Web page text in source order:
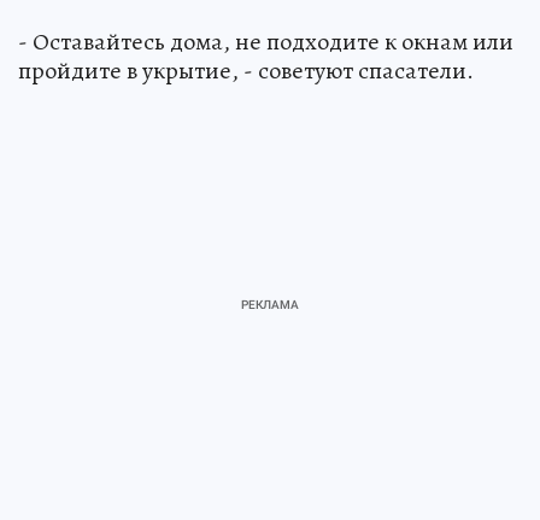
- Оставайтесь дома, не подходите к окнам или
пройдите в укрытие, - советуют спасатели.